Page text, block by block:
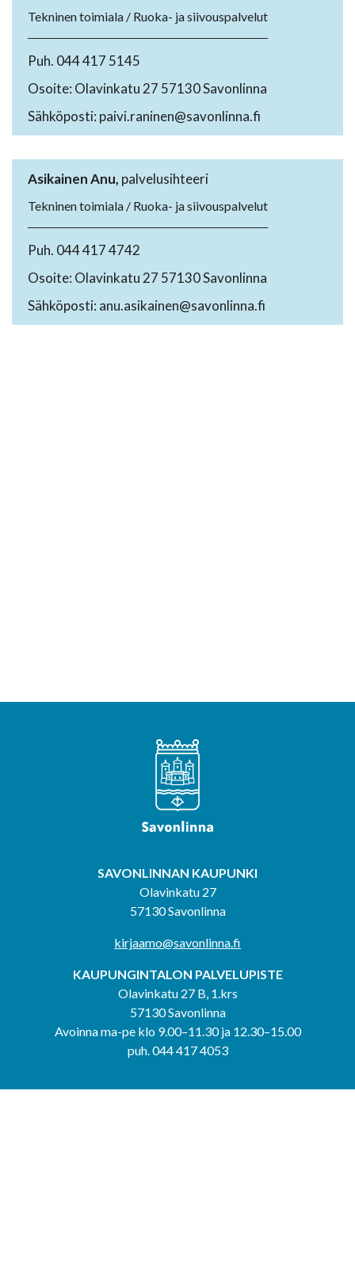
Tekninen toimiala / Ruoka- ja siivouspalvelut
Puh. 044 417 5145
Osoite: Olavinkatu 27 57130 Savonlinna
Sähköposti: paivi.raninen@savonlinna.fi
Asikainen Anu, palvelusihteeri
Tekninen toimiala / Ruoka- ja siivouspalvelut
Puh. 044 417 4742
Osoite: Olavinkatu 27 57130 Savonlinna
Sähköposti: anu.asikainen@savonlinna.fi
SAVONLINNAN KAUPUNKI
Olavinkatu 27
57130 Savonlinna
kirjaamo@savonlinna.fi
KAUPUNGINTALON PALVELUPISTE
Olavinkatu 27 B, 1.krs
57130 Savonlinna
Avoinna ma-pe klo 9.00–11.30 ja 12.30–15.00
puh. 044 417 4053